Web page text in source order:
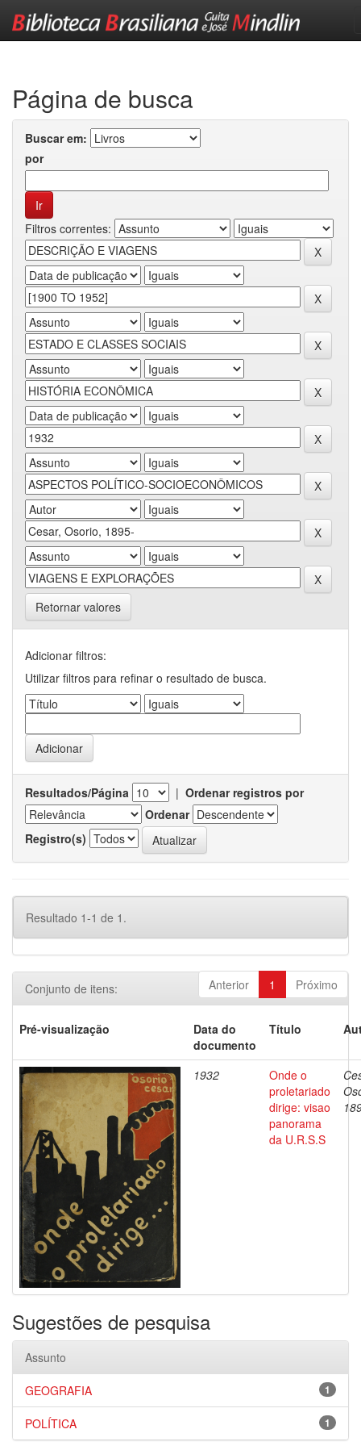
Página de busca
Buscar em:
por
Filtros correntes:
Retornar valores
Adicionar filtros:
Utilizar filtros para refinar o resultado de busca.
Resultados/Página | Ordenar registros por
Ordenar
Registro(s)
Resultado 1-1 de 1.
Anterior 1 Próximo
Conjunto de itens:
Pré-visualização
Data do
documento
Título
1932
Onde o
proletariado
dirige: visao
panorama
da U.R.S.S
Sugestões de pesquisa
Assunto
1
GEOGRAFIA
1
POLÍTICA